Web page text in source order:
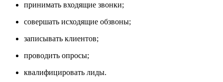
принимать входящие звонки;
совершать исходящие обзвоны;
записывать клиентов;
проводить опросы;
квалифицировать лиды.